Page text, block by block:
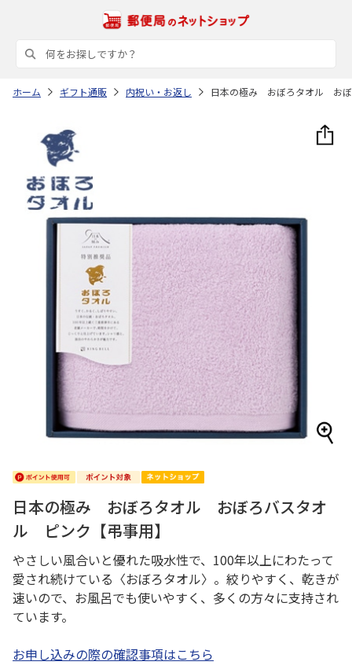
ホーム ギフト通販 内祝い・お返し 日本の極み おぼろタオル お
日本の極み おぼろタオル おぼろバスタオ
ル ピンク【弔事用】
やさしい風合いと優れた吸水性で、100年以上にわたって
愛され続けている〈おぼろタオル〉。絞りやすく、乾きが
速いので、お風呂でも使いやすく、多くの方々に支持され
ています。
お申し込みの際の確認事項はこちら